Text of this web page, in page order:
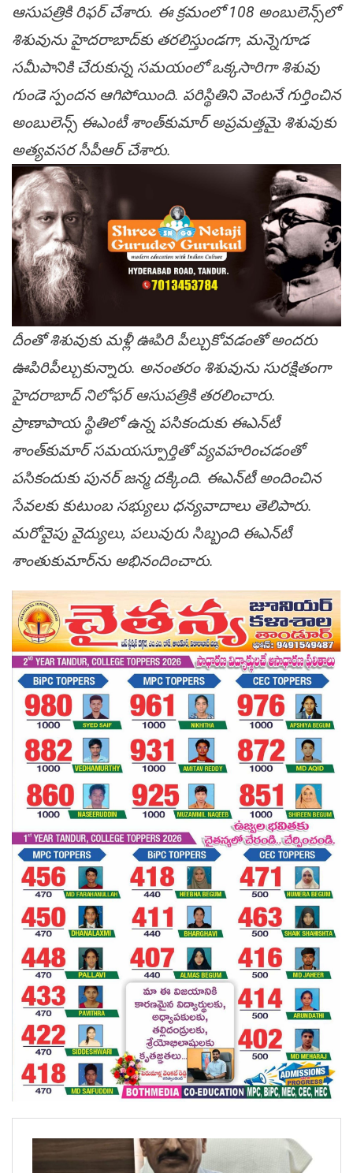
ఆసుపత్రికి రిఫర్ చేశారు. ఈ క్రమంలో 108 అంబులెన్స్‌లో
శిశువును హైదరాబాద్‌కు తరలిస్తుండగా, మన్నెగూడ
సమీపానికి చేరుకున్న సమయంలో ఒక్కసారిగా శిశువు
గుండె స్పందన ఆగిపోయింది. పరిస్థితిని వెంటనే గుర్తించిన
అంబులెన్స్ ఈఎంటీ శాంత్‌కుమార్ అప్రమత్తమై శిశువుకు
అత్యవసర సీపీఆర్‌ చేశారు.
దీంతో శిశువుకు మళ్లీ ఊపిరి పీల్చుకోవడంతో అందరు
ఊపిరిపీల్చుకున్నారు. అనంతరం శిశువును సురక్షితంగా
హైదరాబాద్ నిలోఫర్ ఆసుపత్రికి తరలించారు.
ప్రాణాపాయ స్థితిలో ఉన్న పసికందుకు ఈఎన్‌టీ
శాంత్‌కుమార్ సమయస్పూర్తితో వ్యవహరించడంతో
పసికందుకు పునర్‌ జన్మ దక్కింది. ఈఎన్‌టీ అందించిన
సేవలకు కుటుంబ సభ్యులు ధన్యవాదాలు తెలిపారు.
మరోవైపు వైద్యులు, పలువురు సిబ్బంది ఈఎన్‌టీ
శాంతుకుమార్‌ను అభినందించారు.